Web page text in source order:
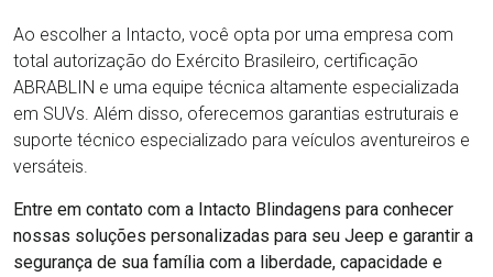
Ao escolher a Intacto, você opta por uma empresa com
total autorização do Exército Brasileiro, certificação
ABRABLIN e uma equipe técnica altamente especializada
em SUVs. Além disso, oferecemos garantias estruturais e
suporte técnico especializado para veículos aventureiros e
versáteis.
Entre em contato com a Intacto Blindagens para conhecer
nossas soluções personalizadas para seu Jeep e garantir a
segurança de sua família com a liberdade, capacidade e